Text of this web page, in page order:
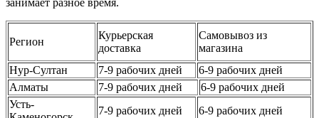
Регион
Курьерская
доставка
Самовывоз из
магазина
Нур-Султан
7-9 рабочих дней
6-9 рабочих дней
Алматы
7-9 рабочих дней
6-9 рабочих дней
Усть-
7-9 рабочих дней 6-9 рабочих дней